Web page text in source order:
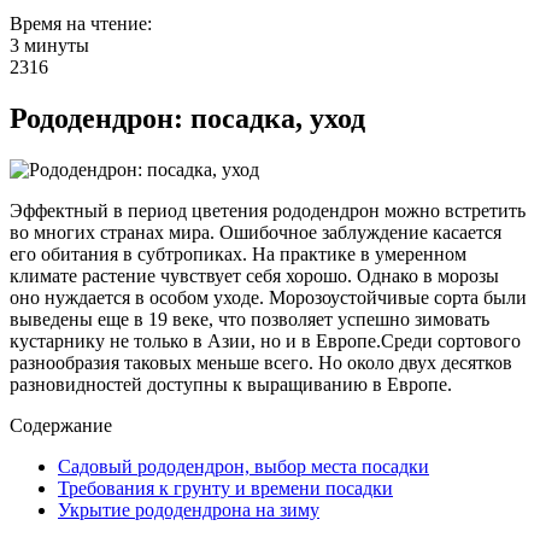
Время на чтение:
3 минуты
2316
Рододендрон: посадка, уход
Эффектный в период цветения рододендрон можно встретить
во многих странах мира. Ошибочное заблуждение касается
его обитания в субтропиках. На практике в умеренном
климате растение чувствует себя хорошо. Однако в морозы
оно нуждается в особом уходе. Морозоустойчивые сорта были
выведены еще в 19 веке, что позволяет успешно зимовать
кустарнику не только в Азии, но и в Европе.Среди сортового
разнообразия таковых меньше всего. Но около двух десятков
разновидностей доступны к выращиванию в Европе.
Содержание
Садовый рододендрон, выбор места посадки
Требования к грунту и времени посадки
Укрытие рододендрона на зиму